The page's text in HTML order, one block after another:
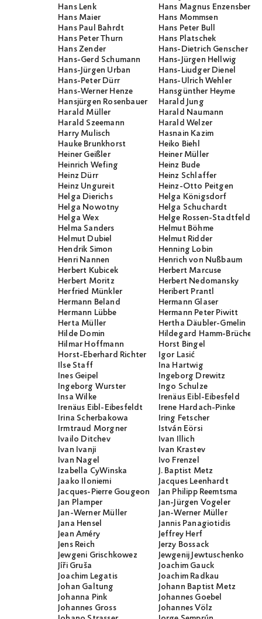
Hans Lenk
Hans Magnus
Hans Maier
Hans Mommsen
Hans Paul Bahrdt
Hans Peter Bull
Hans Peter Thurn
Hans Platschek
Hans Zender
Hans-Dietrich Genscher
Hans-Gerd Schumann
Hans-Jürgen Hellwig
Hans-Jürgen Urban
Hans-Liudger Dienel
Hans-Peter Dürr
Hans-Ulrich Wehler
Hans-Werner Henze
Hansgünther Heyme
Hansjürgen Rosenbauer
Harald Jung
Harald Müller
Harald Naumann
Harald Szeemann
Harald Welzer
Harry Mulisch
Hasnain Kazim
Hauke Brunkhorst
Heiko Biehl
Heiner Geißler
Heiner Müller
Heinrich Wefing
Heinz Bude
Heinz Dürr
Heinz Schlaffer
Heinz Ungureit
Heinz-Otto Peitgen
Helga Dierichs
Helga Königsdorf
Helga Nowotny
Helga Schuchardt
Helga Wex
Helge Rossen-Stadtfeld
Helma Sanders
Helmut Böhme
Helmut Dubiel
Helmut Ridder
Hendrik Simon
Henning Lobin
Henri Nannen
Henrich von Nußbaum
Herbert Kubicek
Herbert Marcuse
Herbert Moritz
Herbert Nedomansky
Herfried Münkler
Heribert Prantl
Hermann Beland
Hermann Glaser
Hermann Lübbe
Hermann Peter Piwitt
Herta Müller
Hertha Däubler-Gmelin
Hilde Domin
Hildegard Hamm-Brücher
Hilmar Hoffmann
Horst Bingel
Horst-Eberhard Richter
Igor Lasić
Ilse Staff
Ina Hartwig
Ines Geipel
Ingeborg Drewitz
Ingeborg Wurster
Ingo Schulze
Insa Wilke
Irenäus Eibl-Eibesfeld
Irenäus Eibl-Eibesfeldt
Irene Hardach-Pinke
Irina Scherbakowa
Iring Fetscher
Irmtraud Morgner
István Eörsi
Ivailo Ditchev
Ivan Illich
Ivan Ivanji
Ivan Krastev
Ivan Nagel
Ivo Frenzel
Izabella CyWinska
J. Baptist Metz
Jaako Iloniemi
Jacques Leenhardt
Jacques-Pierre Gougeon
Jan Philipp Reemtsma
Jan Plamper
Jan-Jürgen Vogeler
Jan-Werner Müller
Jan-Werner Müller
Jana Hensel
Jannis Panagiotidis
Jean Améry
Jeffrey Herf
Jens Reich
Jerzy Bossack
Jewgeni Grischkowez
Jewgenij Jewtuschenko
Jíři Gruša
Joachim Gauck
Joachim Legatis
Joachim Radkau
Johan Galtung
Johann Baptist Metz
Johanna Pink
Johannes Goebel
Johannes Gross
Johannes Völz